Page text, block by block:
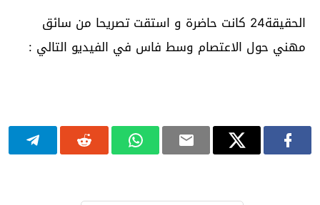
الحقيقة24 كانت حاضرة و استقت تصريحا من سائق
مهني حول الاعتصام وسط فاس في الفيديو التالي :